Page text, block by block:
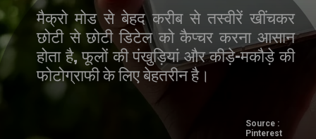
मैक्रो मोड से बेहद करीब से तस्वीरें खींचकर
छोटी से छोटी डिटेल को कैप्चर करना आसान
होता है, फूलों की पंखुड़ियां और कीड़े-मकौड़े की
फोटोग्राफी के लिए बेहतरीन है।
Source :
Pinterest